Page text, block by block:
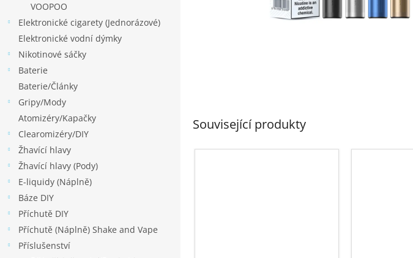
VOOPOO
Elektronické cigarety (Jednorázové)
Elektronické vodní dýmky
Nikotinové sáčky
Baterie
Baterie/Články
Gripy/Mody
Atomizéry/Kapačky
Clearomizéry/DIY
Žhavící hlavy
Žhavící hlavy (Pody)
E-liquidy (Náplně)
Báze DIY
Příchutě DIY
Příchutě (Náplně) Shake and Vape
Příslušenství
Související produkty